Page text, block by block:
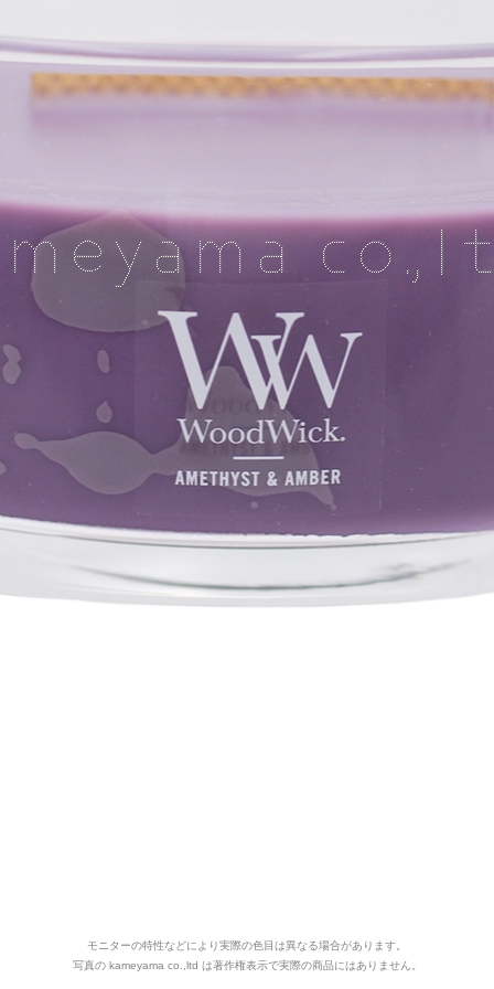
モニターの特性などにより実際の色目は異なる場合があります。
写真の kameyama co.,ltd は著作権表示で実際の商品にはありません。